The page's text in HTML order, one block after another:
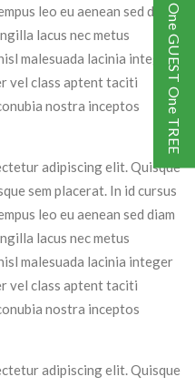
leo eu aenean sed diam
lacus nec metus
malesuada lacinia integer
vel class aptent taciti
nostra inceptos
adipiscing elit. Quisque
sem placerat. In id cursus
leo eu aenean sed diam
lacus nec metus
malesuada lacinia integer
vel class aptent taciti
nostra inceptos
adipiscing elit. Quisque
One GUEST One TREE